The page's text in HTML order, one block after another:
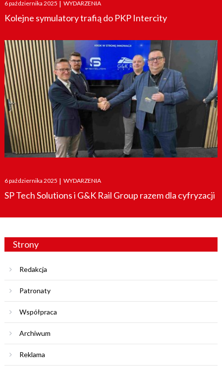
on
6 października 2025 | WYDARZENIA
Kolejne symulatory trafią do PKP Intercity
Posted
on
6 października 2025 | WYDARZENIA
SP Tech Solutions i G&K Rail Group razem dla cyfryzacji
Strony
Redakcja
Patronaty
Współpraca
Archiwum
Reklama